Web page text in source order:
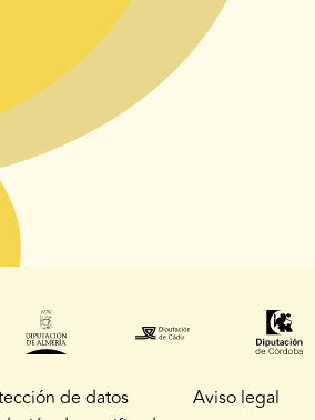
de datos Aviso legal